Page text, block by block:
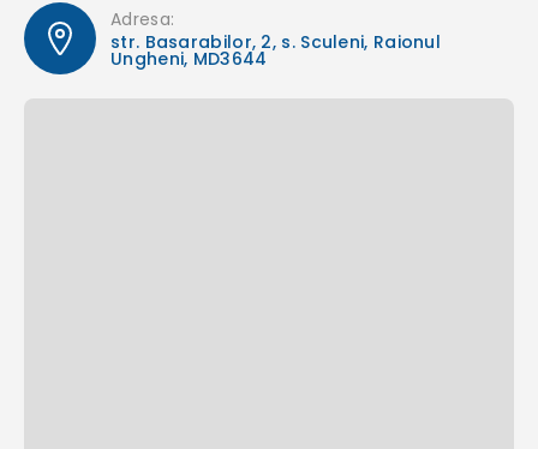
Adresa:
str. Basarabilor, 2, s. Sculeni, Raionul
Ungheni, MD3644